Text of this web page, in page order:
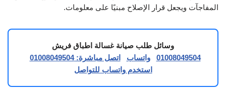
المفاجآت ويجعل قرار الإصلاح مبنيًا على معلومات.
وسائل طلب صيانة غسالة اطباق فريش
01008049504
واتساب
اتصل مباشرة: 01008049504
استخدم واتساب للتواصل